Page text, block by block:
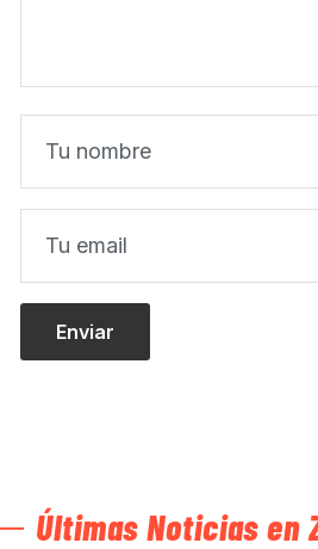
Últimas Noticias en